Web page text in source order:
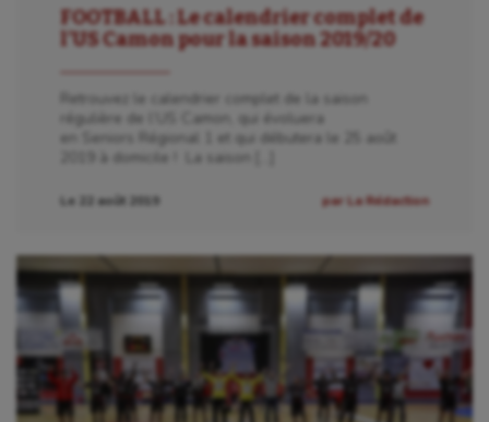
FOOTBALL : Le calendrier complet de
l’US Camon pour la saison 2019/20
Retrouvez le calendrier complet de la saison
régulière de l’US Camon, qui évoluera
en Seniors Régional 1 et qui débutera le 25 août
2019 à domicile ! La saison […]
Le 22 août 2019 par La Rédaction